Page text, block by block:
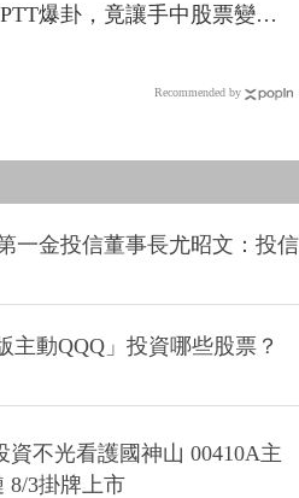
爆卦，竟讓手中股票變壁
Recommended by
一金投信董事長尤昭文：投信
主動QQQ」投資哪些股票？
不光看護國神山 00410A主
8/3掛牌上市